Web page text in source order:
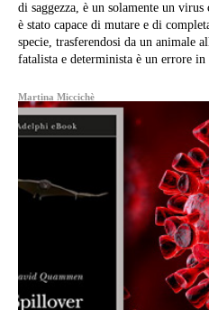
di saggezza, è un solamente un
è stato capace di mutare e di
specie, trasferendosi da un animale
fatalista e determinista è un errore
Martina Miccichè